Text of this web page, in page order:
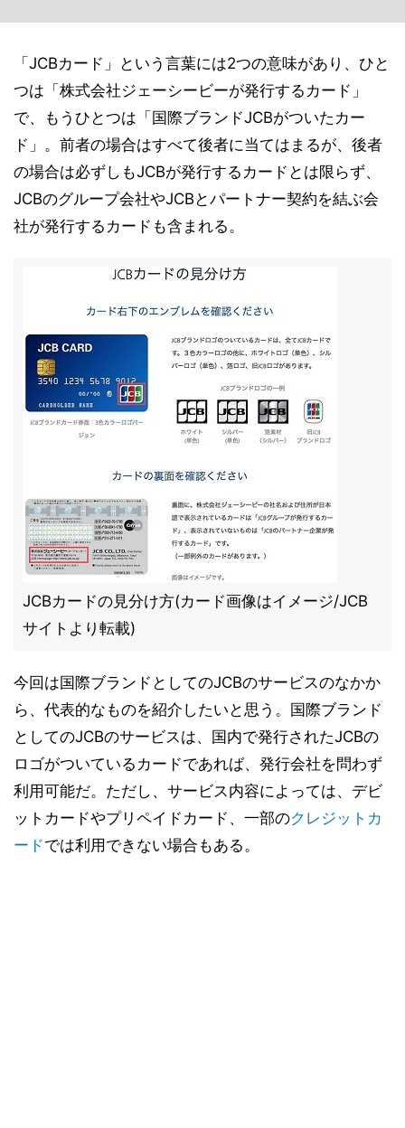
「JCBカード」という言葉には2つの意味があり、ひと
つは「株式会社ジェーシービーが発行するカード」
で、もうひとつは「国際ブランドJCBがついたカー
ド」。前者の場合はすべて後者に当てはまるが、後者
の場合は必ずしもJCBが発行するカードとは限らず、
JCBのグループ会社やJCBとパートナー契約を結ぶ会
社が発行するカードも含まれる。
JCBカードの見分け方(カード画像はイメージ/JCB
サイトより転載)
今回は国際ブランドとしてのJCBのサービスのなかか
ら、代表的なものを紹介したいと思う。国際ブランド
としてのJCBのサービスは、国内で発行されたJCBの
ロゴがついているカードであれば、発行会社を問わず
利用可能だ。ただし、サービス内容によっては、デビ
ットカードやプリペイドカード、一部のクレジットカ
ードでは利用できない場合もある。